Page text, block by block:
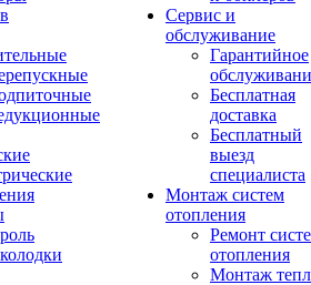
Сервис и
обслуживание
Гарантийное
Бесплатная
доставка
Бесплатный
выезд
специалиста
Монтаж систем
отопления
Ремонт
отопления
Монтаж